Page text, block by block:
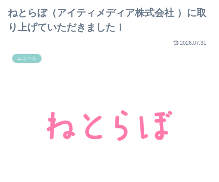
ねとらぼ（アイティメディア株式会社 ）に取
り上げていただきました！
2026.07.31
ニュース